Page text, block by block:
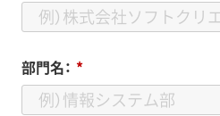
*
部門名：